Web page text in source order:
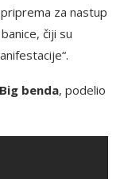
za nastup
čiji su
Big benda, podelio